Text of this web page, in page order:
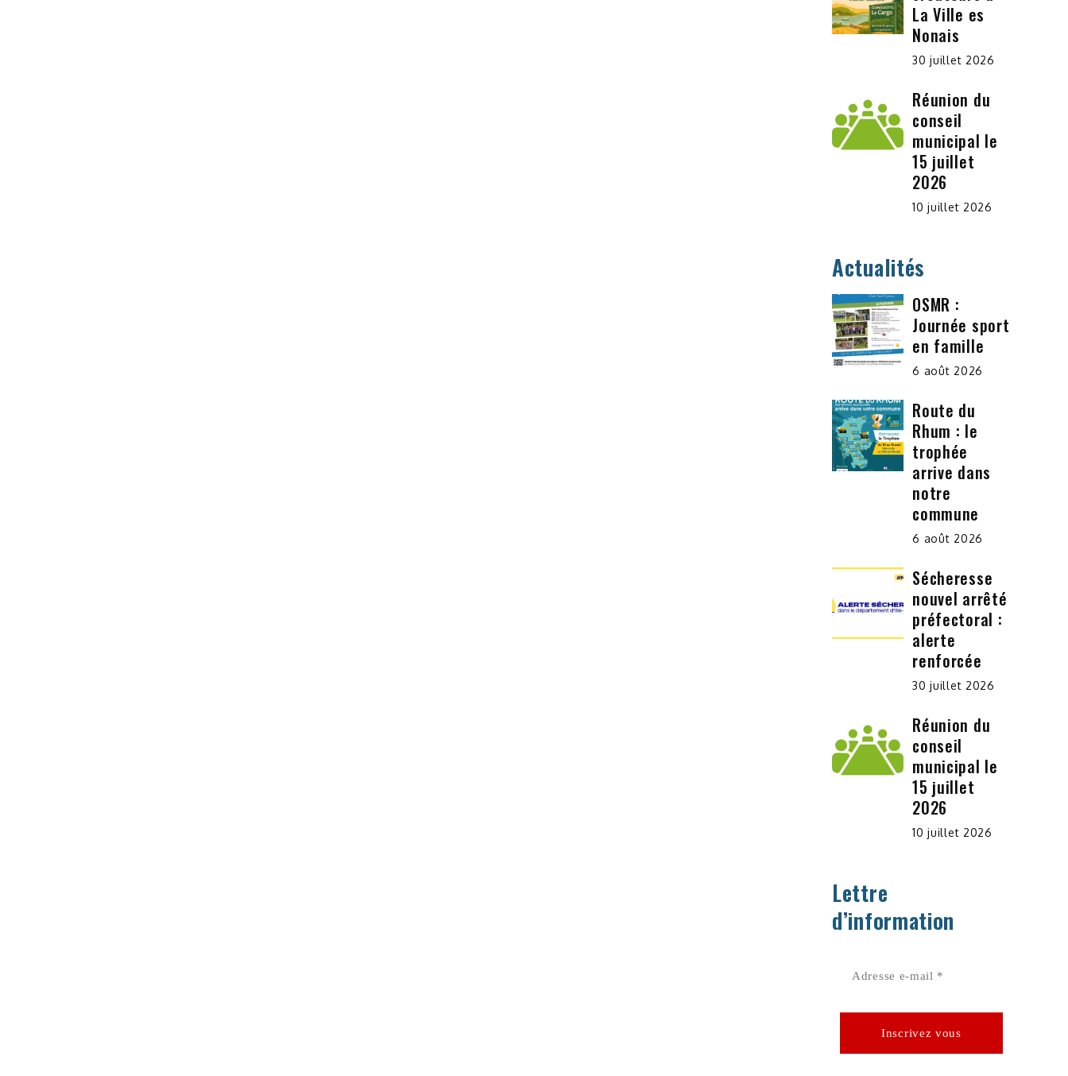
La Ville es
Nonais
30 juillet 2026
Réunion du
conseil
municipal le
15 juillet
2026
10 juillet 2026
Actualités
OSMR :
Journée sport
en famille
6 août 2026
Route du
Rhum : le
trophée
arrive dans
notre
commune
6 août 2026
Sécheresse
nouvel arrêté
préfectoral :
alerte
renforcée
30 juillet 2026
Réunion du
conseil
municipal le
15 juillet
2026
10 juillet 2026
Lettre
d’information